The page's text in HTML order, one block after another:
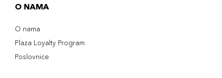
O NAMA
O nama
Plaza Loyalty Program
Poslovnice